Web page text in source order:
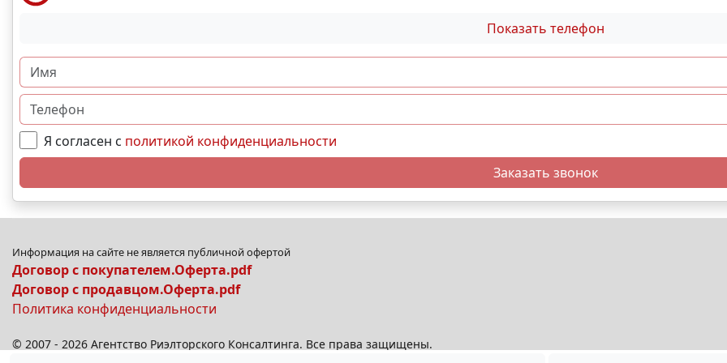
Показать телефон
Я согласен с политикой конфиденциальности
Заказать звонок
Информация на сайте не является публичной офертой
Договор с покупателем.Оферта.pdf
Договор с продавцом.Оферта.pdf
Политика конфиденциальности
© 2007 - 2026 Агентство Риэлторского Консалтинга. Все права защищены.